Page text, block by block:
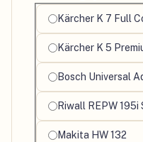
Vyberte
svůj
oblíbený
produkt
Kärcher K 7 Full
Kärcher K 5
Bosch Universal
Riwall REPW 195i
Makita HW 132